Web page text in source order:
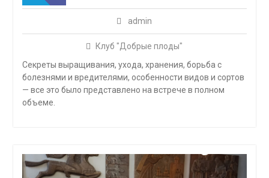
admin
Клуб "Добрые плоды"
Секреты выращивания, ухода, хранения, борьба с
болезнями и вредителями, особенности видов и сортов
— все это было представлено на встрече в полном
объеме.